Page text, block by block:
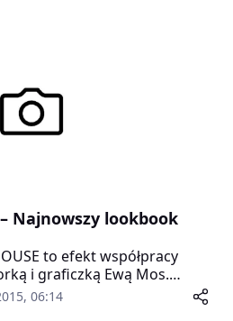
– Najnowszy lookbook
to efekt współpracy
i graficzką Ewą Mos.
wyłączność marki grafiki to
kolorowe czaszki, pomadki
06:14